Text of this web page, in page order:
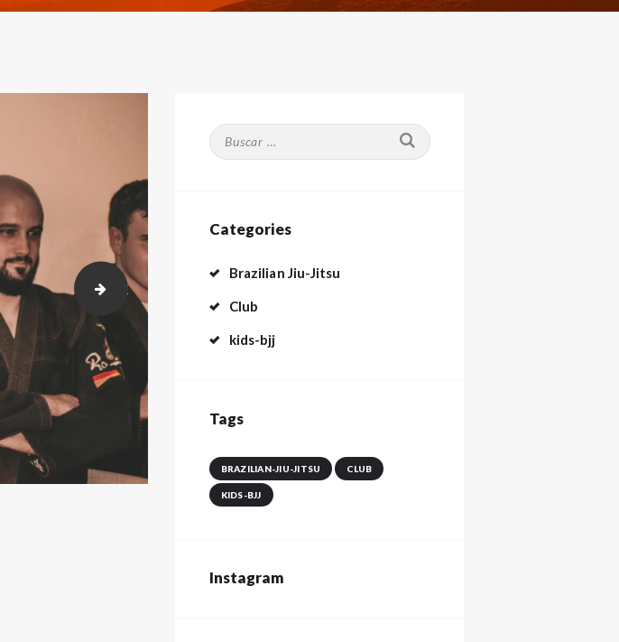
DSC_9051
Buscar:
Categories
Brazilian Jiu-Jitsu
Club
kids-bjj
Tags
BRAZILIAN-JIU-JITSU CLUB
KIDS-BJJ
Instagram